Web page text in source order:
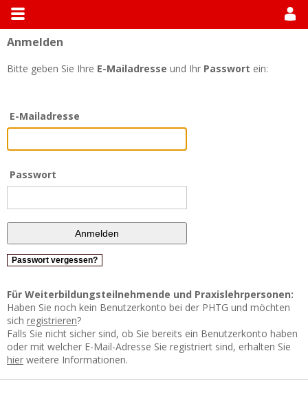
Allgemein
Module suchen
Modulhandbücher
Anmelden
Bitte geben Sie Ihre E-Mailadresse und Ihr Passwort ein:
E-Mailadresse
Passwort
Passwort vergessen?
Für Weiterbildungsteilnehmende und Praxislehrpersonen:
Haben Sie noch kein Benutzerkonto bei der PHTG und möchten
sich registrieren?
Falls Sie nicht sicher sind, ob Sie bereits ein Benutzerkonto haben
oder mit welcher E-Mail-Adresse Sie registriert sind, erhalten Sie
hier weitere Informationen.